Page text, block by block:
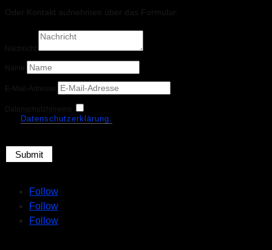
Oder Kontakt aufnehmen über das Formular:
Nachricht
Name
E-Mail-Adresse
Datenschutzhinweis
Datenschutzerklärung.
Submit
Follow
Follow
Follow